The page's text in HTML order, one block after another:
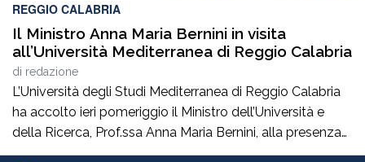
REGGIO CALABRIA
Il Ministro Anna Maria Bernini in visita
all’Università Mediterranea di Reggio Calabria
di redazione
L’Università degli Studi Mediterranea di Reggio Calabria
ha accolto ieri pomeriggio il Ministro dell’Università e
della Ricerca, Prof.ssa Anna Maria Bernini, alla presenza
del Sindaco della Città On. Francesco Cannizzaro. Al suo